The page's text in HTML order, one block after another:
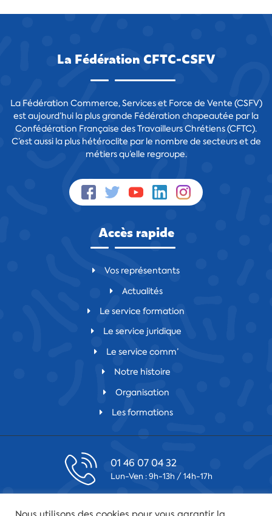
La Fédération CFTC-CSFV
La Fédération Commerce, Services et Force de Vente (CSFV)
est aujourd’hui la plus grande Fédération chapeautée par la
Confédération Française des Travailleurs Chrétiens (CFTC).
C’est aussi la plus hétéroclite par le nombre de secteurs et de
métiers qu’elle regroupe.
Accès rapide
Vos représentants
Actualités
Le service formation
Le service juridique
Le service comm’
Notre histoire
Organisation
Les formations
01 46 07 04 32
Lun-Ven : 9h-13h / 14h-17h